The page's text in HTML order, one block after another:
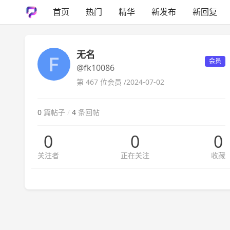
首页 热门 精华 新发布 新回复
无名
@fk10086
会员
第 467 位会员 /2024-07-02
0 篇帖子 / 4 条回帖
0
关注者
0
正在关注
0
收藏